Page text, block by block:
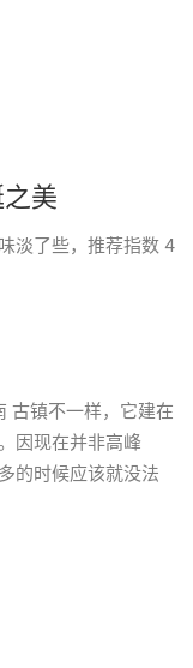
美
淡了些，推荐指数 4
古镇不一样，它建在
因现在并非高峰
的时候应该就没法